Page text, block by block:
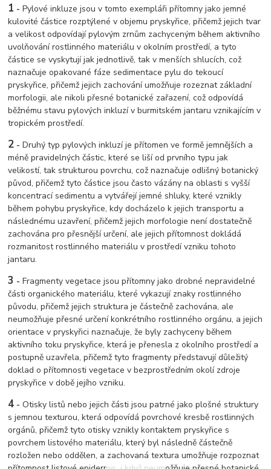
1 - Pylové inkluze jsou v tomto exempláři přítomny jako jemné
kulovité částice rozptýlené v objemu pryskyřice, přičemž jejich tvar
a velikost odpovídají pylovým zrnům zachyceným během aktivního
uvolňování rostlinného materiálu v okolním prostředí, a tyto
částice se vyskytují jak jednotlivě, tak v menších shlucích, což
naznačuje opakované fáze sedimentace pylu do tekoucí
pryskyřice, přičemž jejich zachování umožňuje rozeznat základní
morfologii, ale nikoli přesné botanické zařazení, což odpovídá
běžnému stavu pylových inkluzí v burmitském jantaru vznikajícím v
tropickém prostředí.
2 - Druhý typ pylových inkluzí je přítomen ve formě jemnějších a
méně pravidelných částic, které se liší od prvního typu jak
velikostí, tak strukturou povrchu, což naznačuje odlišný botanický
původ, přičemž tyto částice jsou často vázány na oblasti s vyšší
koncentrací sedimentu a vytvářejí jemné shluky, které vznikly
během pohybu pryskyřice, kdy docházelo k jejich transportu a
následnému uzavření, přičemž jejich morfologie není dostatečně
zachována pro přesnější určení, ale jejich přítomnost dokládá
rozmanitost rostlinného materiálu v prostředí vzniku tohoto
jantaru.
3 - Fragmenty vegetace jsou přítomny jako drobné nepravidelné
části organického materiálu, které vykazují znaky rostlinného
původu, přičemž jejich struktura je částečně zachována, ale
neumožňuje přesné určení konkrétního rostlinného orgánu, a jejich
orientace v pryskyřici naznačuje, že byly zachyceny během
aktivního toku pryskyřice, která je přenesla z okolního prostředí a
postupně uzavřela, přičemž tyto fragmenty představují důležitý
doklad o přítomnosti vegetace v bezprostředním okolí zdroje
pryskyřice v době jejího vzniku.
4 - Otisky listů nebo jejich části jsou patrné jako plošné struktury
s jemnou texturou, která odpovídá povrchové kresbě rostlinných
orgánů, přičemž tyto otisky vznikly kontaktem pryskyřice s
povrchem listového materiálu, který byl následně částečně
rozložen nebo oddělen, a zachovaná textura umožňuje rozpoznat